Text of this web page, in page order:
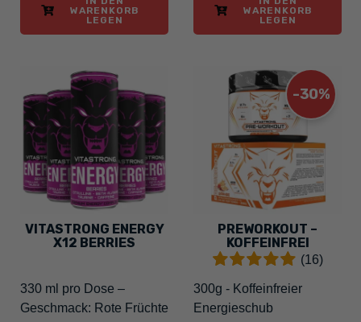
WARENKORB
LEGEN
WARENKORB
LEGEN
VITASTRONG ENERGY
X12 BERRIES
330 ml pro Dose –
Geschmack: Rote Früchte
-30%
PREWORKOUT –
KOFFEINFREI
(16)
300g - Koffeinfreier
Energieschub